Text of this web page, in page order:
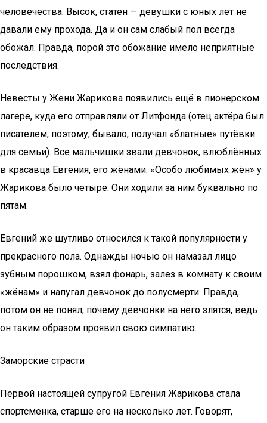
человечества. Высок, статен — девушки с юных лет не
давали ему прохода. Да и он сам слабый пол всегда
обожал. Правда, порой это обожание имело неприятные
последствия.
Невесты у Жени Жарикова появились ещё в пионерском
лагере, куда его отправляли от Литфонда (отец актёра был
писателем, поэтому, бывало, получал «блатные» путёвки
для семьи). Все мальчишки звали девчонок, влюблённых
в красавца Евгения, его жёнами. «Особо любимых жён» у
Жарикова было четыре. Они ходили за ним буквально по
пятам.
Евгений же шутливо относился к такой популярности у
прекрасного пола. Однажды ночью он намазал лицо
зубным порошком, взял фонарь, залез в комнату к своим
«жёнам» и напугал девчонок до полусмерти. Правда,
потом он не понял, почему девчонки на него злятся, ведь
он таким образом проявил свою симпатию.
Заморские страсти
Первой настоящей супругой Евгения Жарикова стала
спортсменка, старше его на несколько лет. Говорят,